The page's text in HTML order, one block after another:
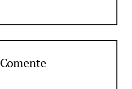
Comente